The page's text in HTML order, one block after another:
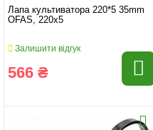
Лапа культиватора 220*5 35mm
OFAS, 220x5
Залишити відгук
566 ₴